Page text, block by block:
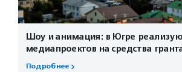
Шоу и анимация: в Югре
медиапроектов на средства
Подробнее